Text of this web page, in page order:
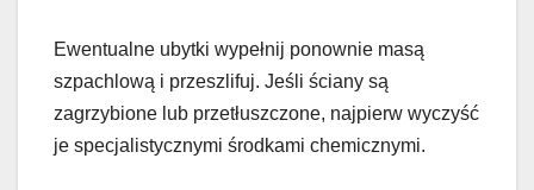
Ewentualne ubytki wypełnij ponownie masą
szpachlową i przeszlifuj. Jeśli ściany są
zagrzybione lub przetłuszczone, najpierw wyczyść
je specjalistycznymi środkami chemicznymi.